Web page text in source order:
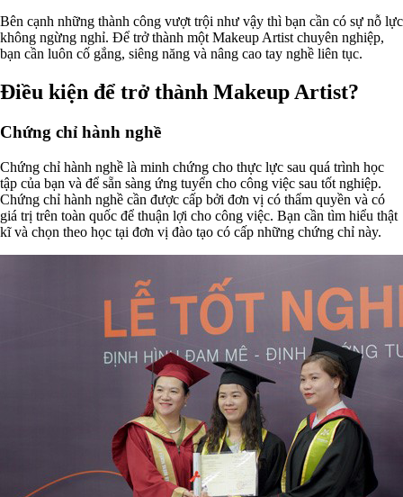
Bên cạnh những thành công vượt trội như vậy thì bạn cần có sự nỗ lực
không ngừng nghỉ. Để trở thành một Makeup Artist chuyên nghiệp,
bạn cần luôn cố gắng, siêng năng và nâng cao tay nghề liên tục.
Điều kiện để trở thành Makeup Artist?
Chứng chỉ hành nghề
Chứng chỉ hành nghề là minh chứng cho thực lực sau quá trình học
tập của bạn và để sẵn sàng ứng tuyển cho công việc sau tốt nghiệp.
Chứng chỉ hành nghề cần được cấp bởi đơn vị có thẩm quyền và có
giá trị trên toàn quốc để thuận lợi cho công việc. Bạn cần tìm hiểu thật
kĩ và chọn theo học tại đơn vị đào tạo có cấp những chứng chỉ này.